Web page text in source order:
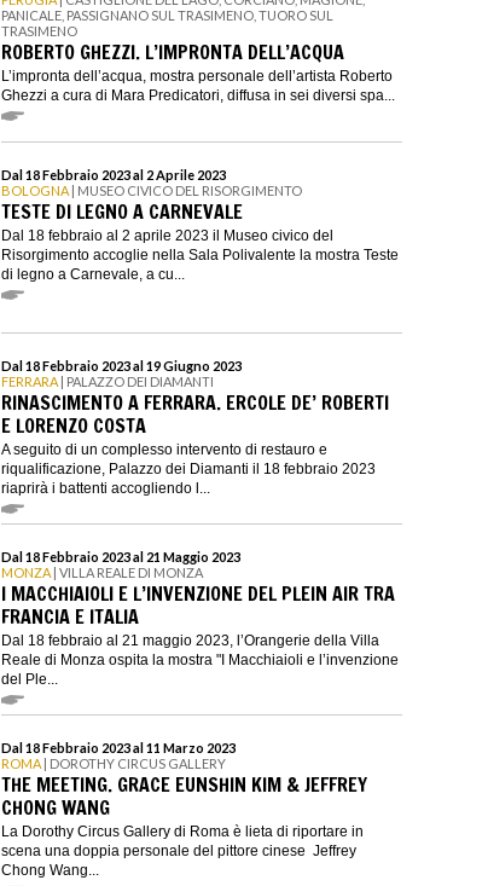
PANICALE, PASSIGNANO SUL TRASIMENO, TUORO SUL
TRASIMENO
ROBERTO GHEZZI. L’IMPRONTA DELL’ACQUA
L’impronta dell’acqua, mostra personale dell’artista Roberto
Ghezzi a cura di Mara Predicatori, diffusa in sei diversi spa...
Dal 18 Febbraio 2023 al 2 Aprile 2023
BOLOGNA | MUSEO CIVICO DEL RISORGIMENTO
TESTE DI LEGNO A CARNEVALE
Dal 18 febbraio al 2 aprile 2023 il Museo civico del
Risorgimento accoglie nella Sala Polivalente la mostra Teste
di legno a Carnevale, a cu...
Dal 18 Febbraio 2023 al 19 Giugno 2023
FERRARA | PALAZZO DEI DIAMANTI
RINASCIMENTO A FERRARA. ERCOLE DE’ ROBERTI
E LORENZO COSTA
A seguito di un complesso intervento di restauro e
riqualificazione, Palazzo dei Diamanti il 18 febbraio 2023
riaprirà i battenti accogliendo l...
Dal 18 Febbraio 2023 al 21 Maggio 2023
MONZA | VILLA REALE DI MONZA
I MACCHIAIOLI E L’INVENZIONE DEL PLEIN AIR TRA
FRANCIA E ITALIA
Dal 18 febbraio al 21 maggio 2023, l’Orangerie della Villa
Reale di Monza ospita la mostra "I Macchiaioli e l’invenzione
del Ple...
Dal 18 Febbraio 2023 al 11 Marzo 2023
ROMA | DOROTHY CIRCUS GALLERY
THE MEETING. GRACE EUNSHIN KIM & JEFFREY
CHONG WANG
La Dorothy Circus Gallery di Roma è lieta di riportare in
scena una doppia personale del pittore cinese Jeffrey
Chong Wang...